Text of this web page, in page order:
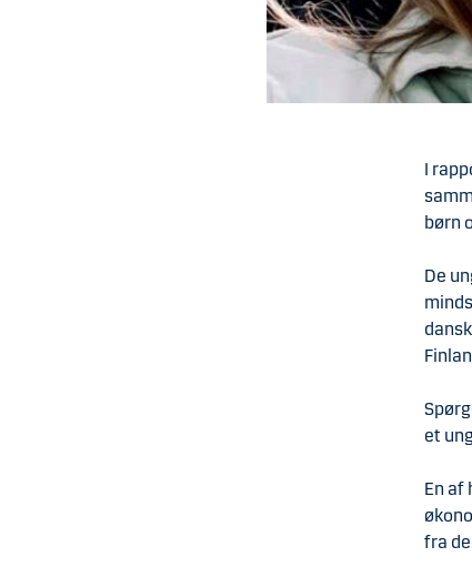
I
børn
De
et
En af
fra